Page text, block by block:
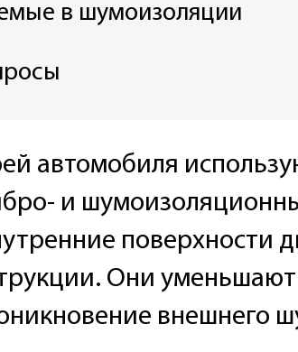
в шумоизоляции
автомобиля
и
поверхности
Они
внешнего